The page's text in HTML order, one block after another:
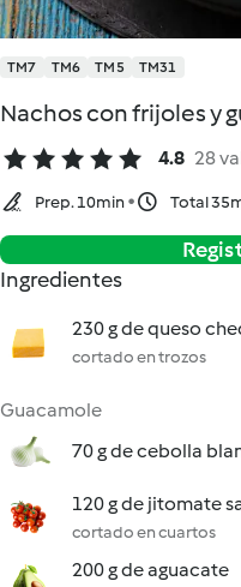
TM7 TM6 TM5 TM31
Nachos con frijoles y
4.8 28
Prep. 10min Total
Ingredientes
230 g de queso
cortado en trozos
Guacamole
70 g de cebolla
120 g de jitomate
cortado en cuartos
200 g de aguacate